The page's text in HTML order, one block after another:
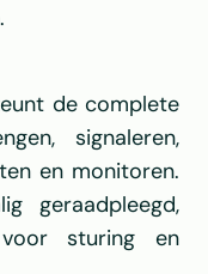
de complete
signaleren,
en monitoren.
geraadpleegd,
sturing en